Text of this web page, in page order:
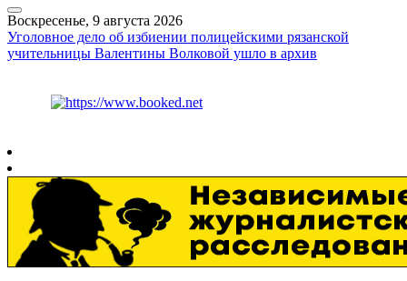
Воскресенье, 9 августа 2026
Уголовное дело об избиении полицейскими рязанской
учительницы Валентины Волковой ушло в архив